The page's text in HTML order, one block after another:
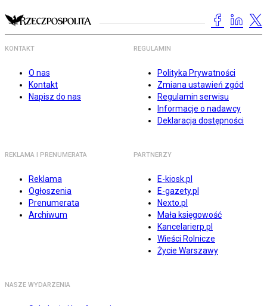
KONTAKT
O nas
Kontakt
Napisz do nas
REGULAMIN
Polityka Prywatności
Zmiana ustawień zgód
Regulamin serwisu
Informacje o nadawcy
Deklaracja dostępności
REKLAMA I PRENUMERATA
Reklama
Ogłoszenia
Prenumerata
Archiwum
PARTNERZY
E-kiosk.pl
E-gazety.pl
Nexto.pl
Mała księgowość
Kancelarierp.pl
Wieści Rolnicze
Życie Warszawy
NASZE WYDARZENIA